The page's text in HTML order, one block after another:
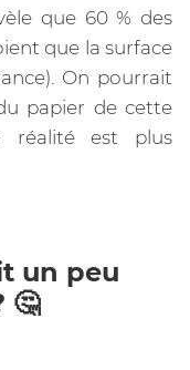
que 60 % des
que la surface
On pourrait
papier de cette
réalité est plus
un peu
🤔